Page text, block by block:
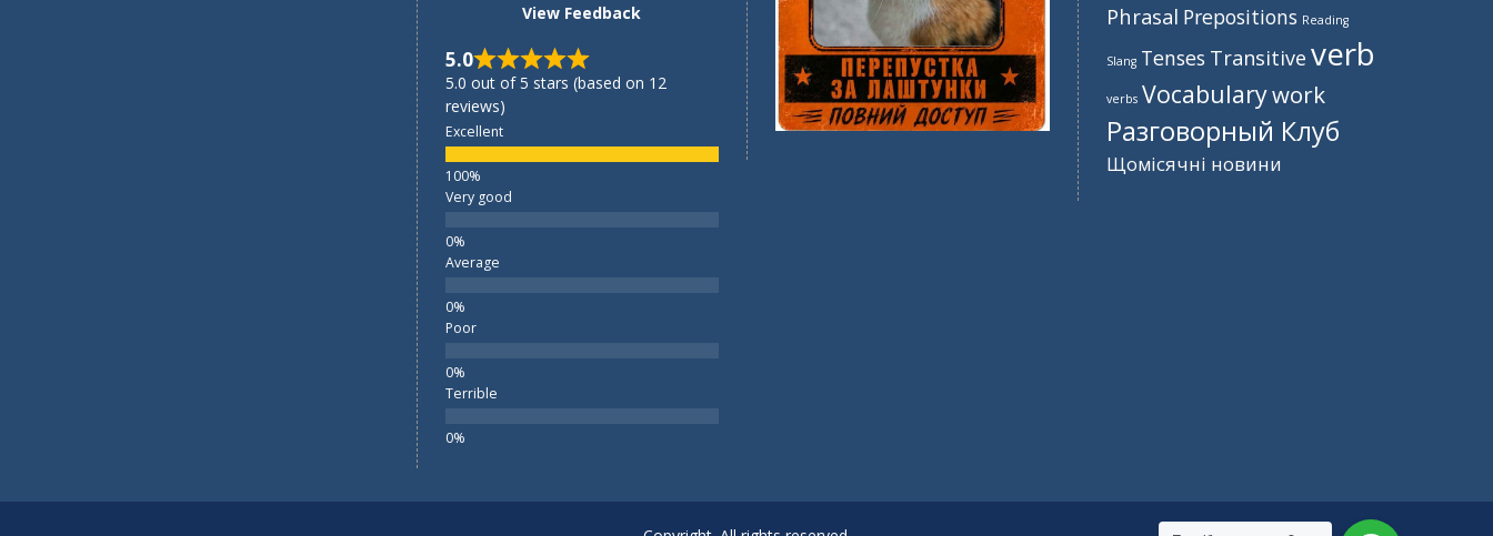
View Feedback
5.0
5.0 out of 5 stars (based on 12
reviews)
Excellent
Very good
Average
Poor
Terrible
Phrasal Prepositions Reading
Slang Tenses Transitive verb
verbs Vocabularywork
Разговорный Клуб
Щомісячні новини